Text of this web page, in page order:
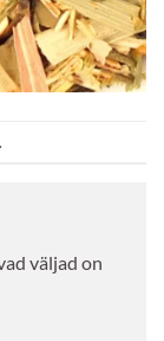
.
väljad on